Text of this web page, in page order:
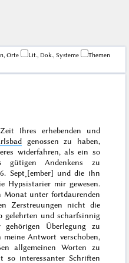
Orte Lit., Dok., Systeme
Themen
Ihres erhebenden und
genossen zu haben,
widerfahren, als ein so
gütigen Andenkens zu
Sept˖[ember] und die ihn
Hypsistarier mir gewesen.
Monat unter fortdaurenden
Zerstreuungen nicht die
gelehrten und scharfsinnig
Überlegung zu
Antwort verschoben,
allgemeinen Worten zu
so interessanter Schriften